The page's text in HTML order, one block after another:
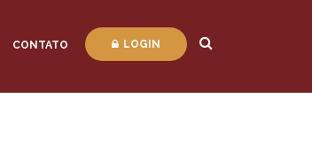
CONTATO LOGIN